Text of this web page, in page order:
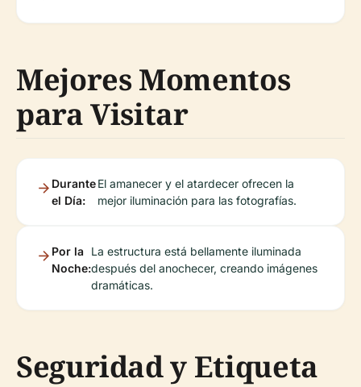
Mejores Momentos
para Visitar
Durante
el Día:
El amanecer y el atardecer ofrecen la
mejor iluminación para las fotografías.
Por la
Noche:
La estructura está bellamente iluminada
después del anochecer, creando imágenes
dramáticas.
Seguridad y Etiqueta